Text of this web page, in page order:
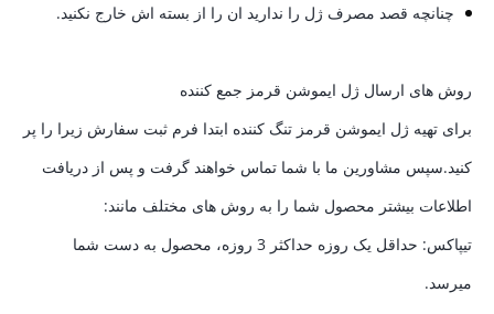
چنانچه قصد مصرف ژل را ندارید ان را از بسته اش خارج نکنید.
روش های ارسال ژل ایموشن قرمز جمع کننده
برای تهیه ژل ایموشن قرمز تنگ کننده ابتدا فرم ثبت سفارش زیرا را پر
کنید.سپس مشاورین ما با شما تماس خواهند گرفت و پس از دریافت
اطلاعات بیشتر محصول شما را به روش های مختلف مانند:
تیپاکس: حداقل یک روزه حداکثر 3 روزه، محصول به دست شما
میرسد.